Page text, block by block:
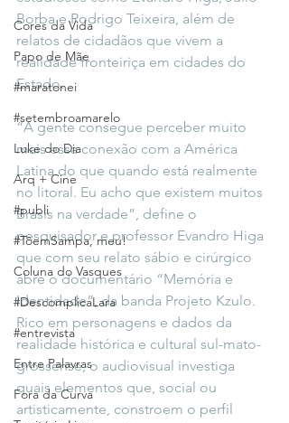
Cores da Vida
Papo de Mãe
#maratonei
#setembroamarelo
Luke do Dia
Arq + Cine
#publi
#TôemSampa, meu!
Coluna do Vasques
#DescomplicaLara
#entrevista
Entre Palavras
Fora da Curva
Borba e Rodrigo Teixeira, além de
relatos de cidadãos que vivem a
realidade fronteiriça em cidades do
Estado.
“A gente consegue perceber muito
mais essa conexão com a América
Latina do que quando está realmente
no litoral. Eu acho que existem muitos
Brasis na verdade”, define o
pesquisador e professor Evandro Higa
que com seu relato sábio e cirúrgico
abre o documentário “Memória e
Identidade”, da banda Projeto Kzulo.
Rico em personagens e dados da
realidade histórica e cultural sul-mato-
grossense, o audiovisual investiga
quais elementos que, social ou
artisticamente, constroem o perfil